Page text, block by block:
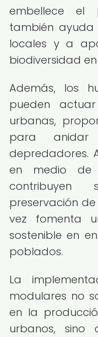
embellece el
también ayuda
locales y a
biodiversidad
Además, los
pueden
urbanas,
para
depredadores.
en medio de
contribuyen
preservación
vez fomenta
sostenible en
poblados.
La
modulares no
en la
urbanos, sino